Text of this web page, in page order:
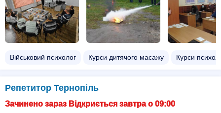
Військовий психолог Курси дитячого масажу Курси
Репетитор Тернопіль
Зачинено зараз Відкриється завтра о 09:00